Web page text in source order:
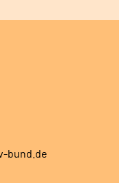
bund.de